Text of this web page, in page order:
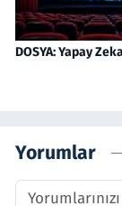
DOSYA: Yapay
Yorumlar